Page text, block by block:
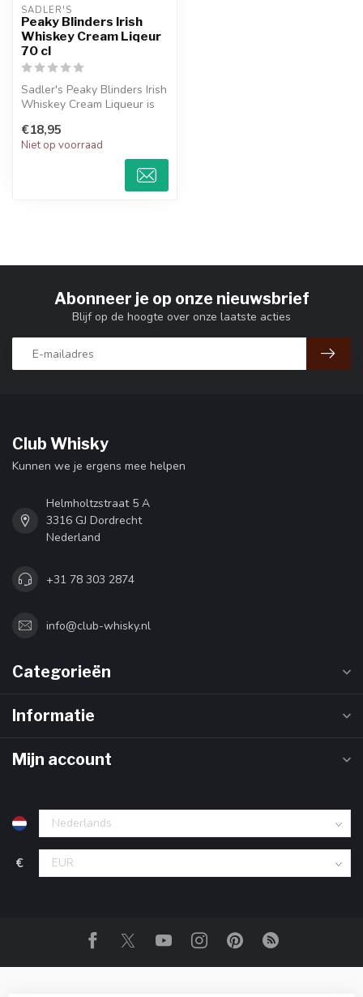
SADLER'S
Peaky Blinders Irish
Whiskey Cream Liqeur
70 cl
Sadler's Peaky Blinders Irish
Whiskey Cream Liqueur is
€18,95
Niet op voorraad
Abonneer je op onze nieuwsbrief
Blijf op de hoogte over onze laatste acties
Club Whisky
Kunnen we je ergens mee helpen
Helmholtzstraat 5 A
3316 GJ Dordrecht
Nederland
+31 78 303 2874
info@club-whisky.nl
Categorieën
Informatie
Mijn account
€